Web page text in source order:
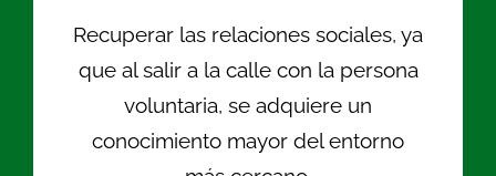
Recuperar las relaciones sociales, ya
que al salir a la calle con la persona
voluntaria, se adquiere un
conocimiento mayor del entorno